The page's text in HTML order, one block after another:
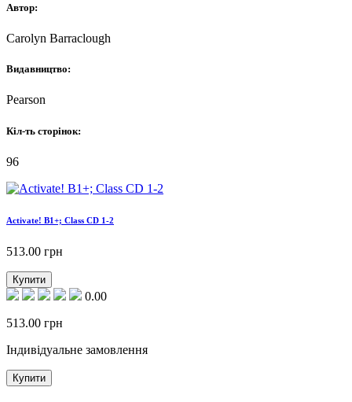
Автор:
Carolyn Barraclough
Видавництво:
Pearson
Кіл-ть сторінок:
96
Activate! B1+; Class CD 1-2
513.00 грн
Купити
0.00
513.00 грн
Індивідуальне замовлення
Купити